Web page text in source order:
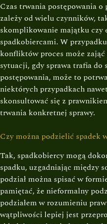
Czas trwania postępowania o
zależy od wielu czynników,
skomplikowanie majątku czy
spadkobiercami. W
konfliktów proces może
sytuacji, gdy sprawa trafia do
postępowania, może to
niektórych przypadkach
skonsultować się z
trwania konkretnej sprawy.
Czy można podzielić spadek
Tak, spadkobiercy mogą
spadku, uzgadniając między
podział można spisać w
pamiętać, że nieformalny
podziałem w rozumieniu
wątpliwości lepiej jest